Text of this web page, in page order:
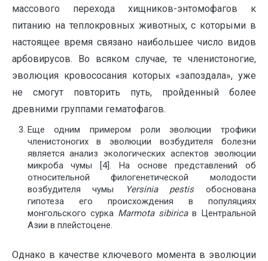
массового перехода хищников-энтомофагов к
питанию на теплокровных животных, с которыми в
настоящее время связано наибольшее число видов
арбовирусов. Во всяком случае, те членистоногие,
эволюция кровососания которых «запоздала», уже
не смогут повторить путь, пройденный более
древними группами гематофагов.
Еще одним примером роли эволюции трофики
членистоногих в эволюции возбудителя болезни
является анализ экологических аспектов эволюции
микроба чумы [4]. На основе представлений об
относительной филогенетической молодости
возбудителя чумы
Yersinia pestisобоснована
гипотеза его происхождения в популяциях
монгольского сурка Marmota sibiricaв Центральной
Азии в плейстоцене.
Однако в качестве ключевого момента в эволюции